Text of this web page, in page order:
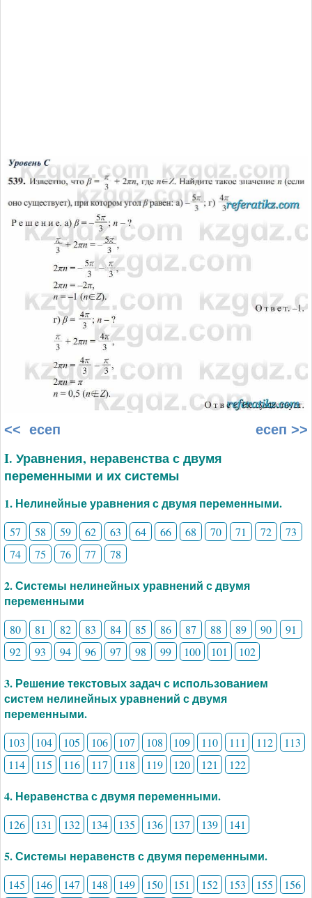
<< есеп есеп >>
I. Уравнения, неравенства с двумя
переменными и их системы
1. Нелинейные уравнения с двумя переменными.
57 58 59 62 63 64 66 68 70 71 72
73
74
75 76 77 78
2. Системы нелинейных уравнений с двумя
переменными
80 81 82 83 84 85 86 87 88 89 90
91
92
93 94 96 97 98 99 100 101 102
3. Решение текстовых задач с использованием
систем нелинейных уравнений с двумя
переменными.
103 104 105 106 107 108 109 110 111 112
113
114
115 116 117 118 119 120 121 122
4. Неравенства с двумя переменными.
126 131 132 134 135 136 137 139 141
5. Системы неравенств с двумя переменными.
145 146 147 148 149 150 151 152 153 155
156